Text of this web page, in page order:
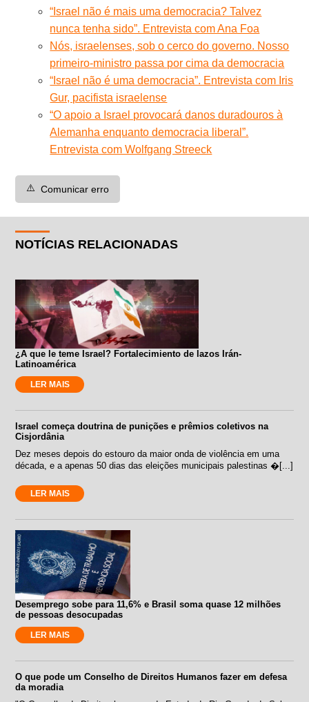
“Israel não é mais uma democracia? Talvez
nunca tenha sido”. Entrevista com Ana Foa
Nós, israelenses, sob o cerco do governo. Nosso
primeiro-ministro passa por cima da democracia
“Israel não é uma democracia”. Entrevista com Iris
Gur, pacifista israelense
“O apoio a Israel provocará danos duradouros à
Alemanha enquanto democracia liberal”.
Entrevista com Wolfgang Streeck
⚠️ Comunicar erro
NOTÍCIAS RELACIONADAS
¿A que le teme Israel? Fortalecimiento de lazos Irán-
Latinoamérica
LER MAIS
Israel começa doutrina de punições e prêmios coletivos na
Cisjordânia
Dez meses depois do estouro da maior onda de violência em uma
década, e a apenas 50 dias das eleições municipais palestinas �[...]
LER MAIS
Desemprego sobe para 11,6% e Brasil soma quase 12 milhões
de pessoas desocupadas
LER MAIS
O que pode um Conselho de Direitos Humanos fazer em defesa
da moradia